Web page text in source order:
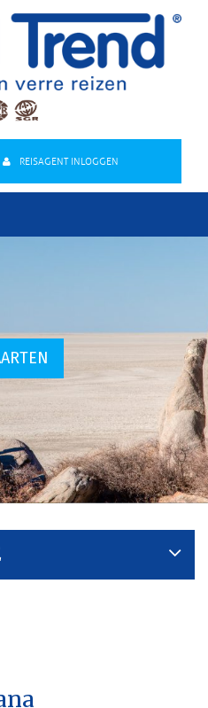
REISAGENT INLOGGEN